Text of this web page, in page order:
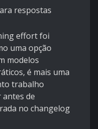
respostas
effort foi
uma opção
modelos
é mais uma
trabalho
de
no changelog